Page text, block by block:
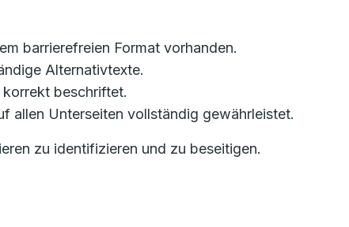
barrierefreien Format vorhanden.
Alternativtexte.
korrekt beschriftet.
allen Unterseiten vollständig gewährleistet.
zu identifizieren und zu beseitigen.